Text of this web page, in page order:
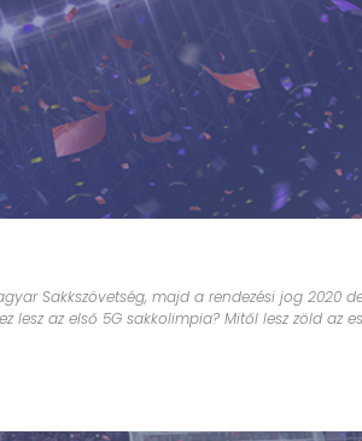
Sakkszövetség, majd a rendezési jog 2020
az első 5G sakkolimpia? Mitől lesz zöld az